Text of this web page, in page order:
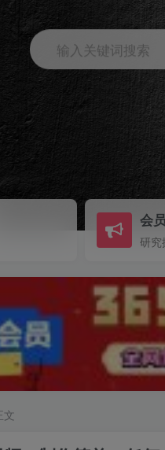
输入关键词搜索
会
研究
文